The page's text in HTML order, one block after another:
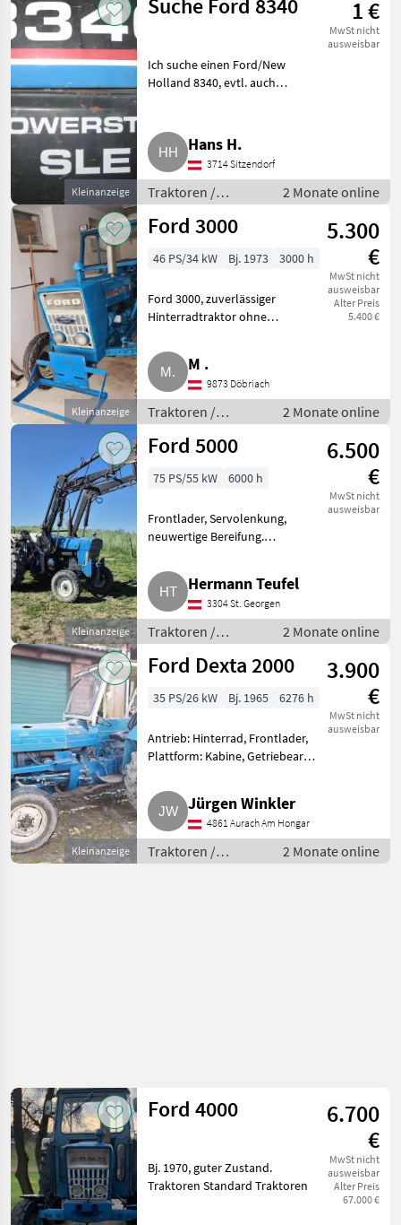
Kleinanzeige
Suche Ford 8340 1 €
MwSt nicht
ausweisbar
Ich suche einen Ford/New
Holland 8340, evtl. auch
Hans H.
3714 Sitzendorf
Traktoren /
Standard
Traktoren
2 Monate online
Kleinanzeige
Ford 3000
5.300
€
MwSt nicht
ausweisbar
Alter Preis
5.400 €
46 PS/34 kW Bj. 1973 3000 h
Ford 3000, zuverlässiger
Hinterradtraktor ohne
Frontscheibe, überholt und
absolut dicht. In den Jahren
2024 und 2025 wurden
repariert, ern
M .
9873 Döbriach
Traktoren /
Standard
Traktoren
2 Monate online
Kleinanzeige
Ford 5000
6.500
€
MwSt nicht
ausweisbar
75 PS/55 kW 6000 h
Frontlader, Servolenkung,
neuwertige Bereifung.
Hermann Teufel
3304 St. Georgen
Traktoren /
Standard
Traktoren
2 Monate online
Kleinanzeige
Ford Dexta 2000
3.900
€
MwSt nicht
ausweisbar
35 PS/26 kW Bj. 1965 6276 h
Antrieb: Hinterrad, Frontlader,
Plattform: Kabine, Getriebeart
Frontladerkonsole,
Höchstgeschwindigkeit in km/h:
25 km/h, Oberlenker hinten:
Jürgen Winkler
4861 Aurach Am Hongar
Traktoren /
Standard
2 Monate online
Ford 4000
6.700
€
MwSt nicht
ausweisbar
Alter Preis
67.000 €
Bj. 1970, guter Zustand.
Traktoren Standard Traktoren